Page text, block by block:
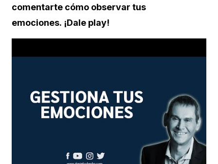
comentarte cómo observar tus
emociones. ¡Dale play!